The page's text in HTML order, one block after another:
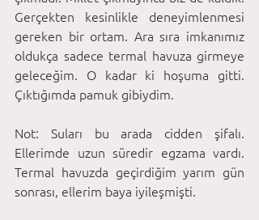
Gerçekten kesinlikle deneyimlenmesi
gereken bir ortam. Ara sıra imkanımız
oldukça sadece termal havuza girmeye
geleceğim. O kadar ki hoşuma gitti.
Çıktığımda pamuk gibiydim.
Not: Suları bu arada cidden şifalı.
Ellerimde uzun süredir egzama vardı.
Termal havuzda geçirdiğim yarım gün
sonrası, ellerim baya iyileşmişti.